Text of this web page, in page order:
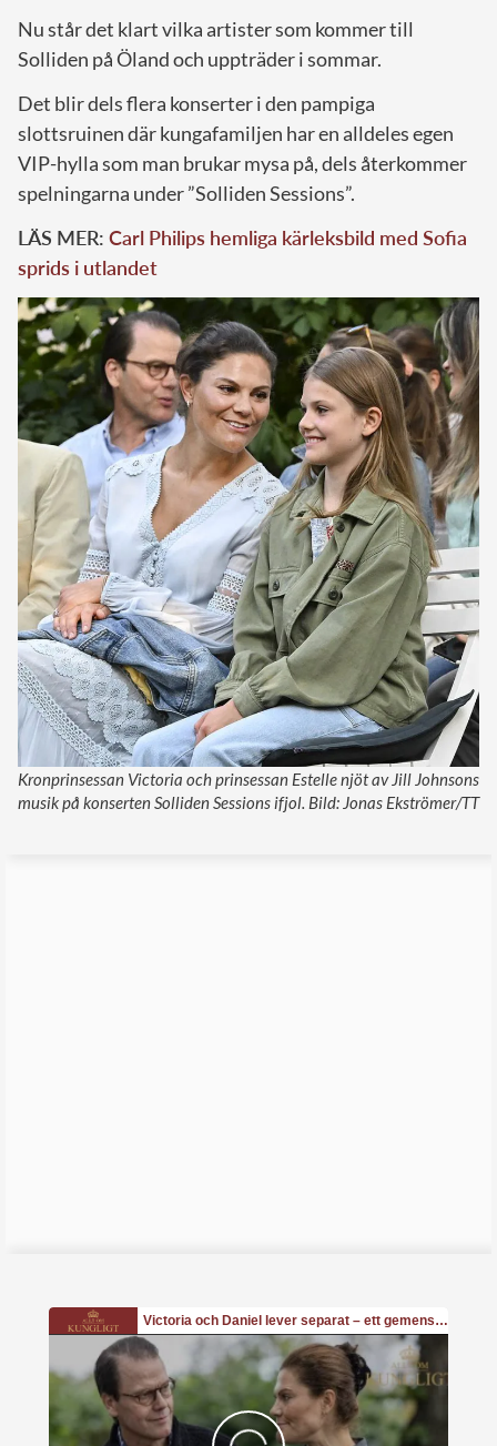
Nu står det klart vilka artister som kommer till
Solliden på Öland och uppträder i sommar.
Det blir dels flera konserter i den pampiga
slottsruinen där kungafamiljen har en alldeles egen
VIP-hylla som man brukar mysa på, dels återkommer
spelningarna under ”Solliden Sessions”.
LÄS MER: Carl Philips hemliga kärleksbild med Sofia
sprids i utlandet
Kronprinsessan Victoria och prinsessan Estelle njöt av Jill Johnsons
musik på konserten Solliden Sessions ifjol. Bild: Jonas Ekströmer/TT